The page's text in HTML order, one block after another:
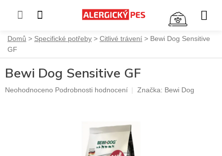
Přejít
obsah
Domů Specifické potřeby Citlivé trávení
Bewi Dog Sensitive
GF
Bewi Dog Sensitive GF
Průměrné
Neohodnoceno Podrobnosti hodnocení Značka: Bewi Dog